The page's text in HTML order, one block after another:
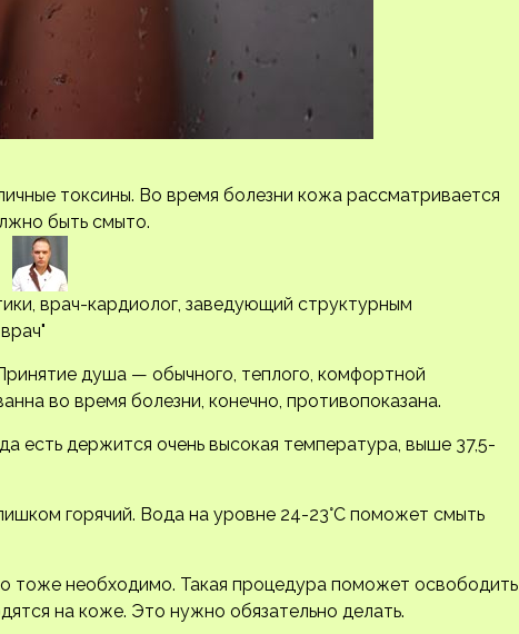
токсины. Во время болезни кожа рассматривается
быть смыто.
врач-кардиолог, заведующий структурным
душа — обычного, теплого, комфортной
во время болезни, конечно, противопоказана.
есть держится очень высокая температура, выше 37,5-
горячий. Вода на уровне 24-23°С поможет смыть
необходимо. Такая процедура поможет освободить
на коже. Это нужно обязательно делать.